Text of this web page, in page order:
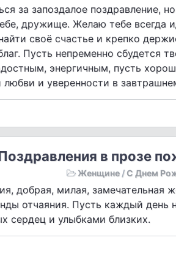
за запоздалое поздравление,
дружище. Желаю тебе всегда
своё счастье и крепко
Пусть непременно сбудется
энергичным, пусть
любви и уверенности в
в прозе
Женщине/ С Днем
добрая, милая,
отчаяния. Пусть каждый
сердец и улыбками близких.